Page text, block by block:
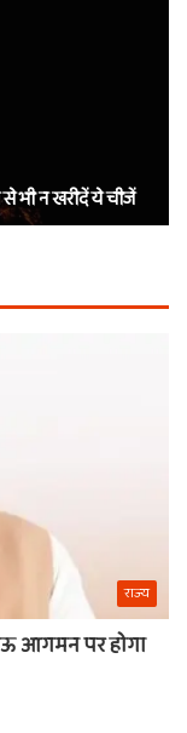
भी न खरीदें ये चीजें
राज्य
आगमन पर होगा